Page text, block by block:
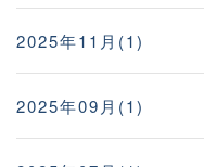
2025年11月(1)
2025年09月(1)